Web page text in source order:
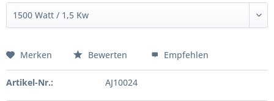
Merken Bewerten Empfehlen
Artikel-Nr.: AJ10024